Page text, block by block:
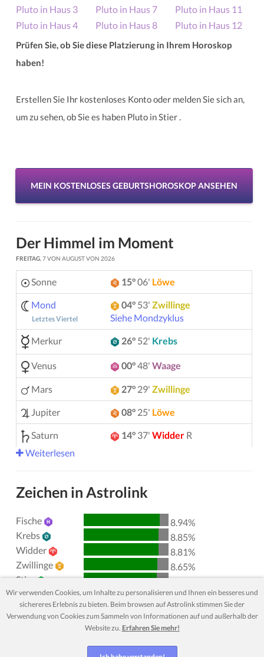
Pluto in Haus 3
Pluto in Haus 4
Pluto in Haus 7
Pluto in Haus 8
Pluto in Haus 11
Pluto in Haus 12
Prüfen Sie, ob Sie diese Platzierung in Ihrem Horoskop
haben!
Erstellen Sie Ihr kostenloses Konto oder melden Sie sich an,
um zu sehen, ob Sie es haben Pluto in Stier .
MEIN KOSTENLOSES GEBURTSHOROSKOP ANSEHEN
Der Himmel im Moment
FREITAG , 7 VON AUGUST VON 2026
Sonne 15°06' Löwe
Mond
Letztes Viertel
04° 53' Zwillinge
Siehe Mondzyklus
Merkur 26° 52' Krebs
Venus 00°48' Waage
Mars 27° 29' Zwillinge
Jupiter 08° 25' Löwe
Saturn 14° 37' Widder R
Uranus
Neptun 04° 09'
Chiron 00°51'Stier
Lilith 25°44'Schütze
Nordknoten 29°53'Wassermann
Aktive Aspekte Orbis
Weiterlesen
Zeichen in Astrolink
Fische
8.94%
Krebs
8.85%
Widder
8.81%
Zwillinge
8.65%
Stier
Löwe
8.27%
Wassermann
8.27%
Jungfrau
8.24%
Wir verwenden Cookies, um Inhalte zu personalisieren und Ihnen ein besseres und
sichereres Erlebnis zu bieten. Beim browsen auf Astrolink stimmen Sie der
Verwendung von Cookies zum Sammeln von Informationen auf und außerhalb der
Website zu. Erfahren Sie mehr!